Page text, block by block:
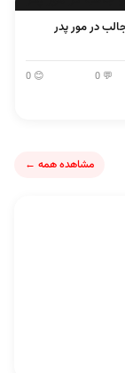
در مور پدر
💬 0
😊 0
مشاهده همه ←